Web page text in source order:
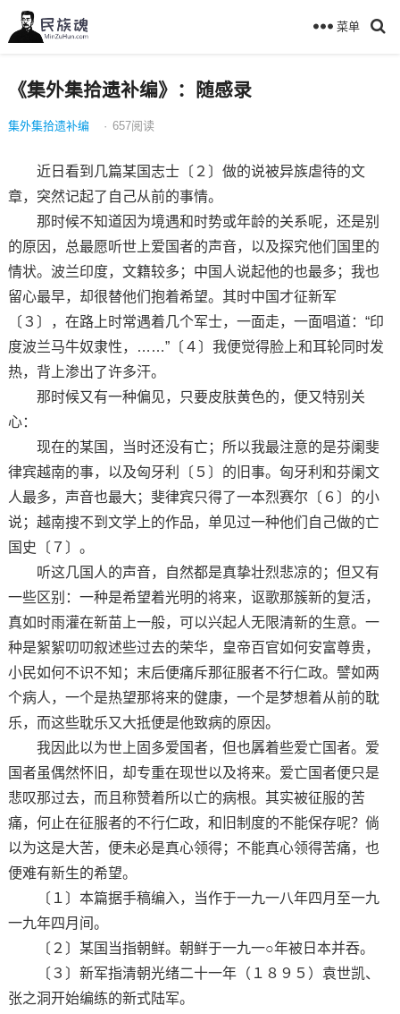
菜单
《集外集拾遗补编》：随感录
集外集拾遗补编 · 657阅读
近日看到几篇某国志士〔２〕做的说被异族虐待的文
章，突然记起了自己从前的事情。
那时候不知道因为境遇和时势或年龄的关系呢，还是别
的原因，总最愿听世上爱国者的声音，以及探究他们国里的
情状。波兰印度，文籍较多；中国人说起他的也最多；我也
留心最早，却很替他们抱着希望。其时中国才征新军
〔３〕，在路上时常遇着几个军士，一面走，一面唱道：“印
度波兰马牛奴隶性，……”〔４〕我便觉得脸上和耳轮同时发
热，背上渗出了许多汗。
那时候又有一种偏见，只要皮肤黄色的，便又特别关
心：
现在的某国，当时还没有亡；所以我最注意的是芬阑斐
律宾越南的事，以及匈牙利〔５〕的旧事。匈牙利和芬阑文
人最多，声音也最大；斐律宾只得了一本烈赛尔〔６〕的小
说；越南搜不到文学上的作品，单见过一种他们自己做的亡
国史〔７〕。
听这几国人的声音，自然都是真挚壮烈悲凉的；但又有
一些区别：一种是希望着光明的将来，讴歌那簇新的复活，
真如时雨灌在新苗上一般，可以兴起人无限清新的生意。一
种是絮絮叨叨叙述些过去的荣华，皇帝百官如何安富尊贵，
小民如何不识不知；末后便痛斥那征服者不行仁政。譬如两
个病人，一个是热望那将来的健康，一个是梦想着从前的耽
乐，而这些耽乐又大抵便是他致病的原因。
我因此以为世上固多爱国者，但也羼着些爱亡国者。爱
国者虽偶然怀旧，却专重在现世以及将来。爱亡国者便只是
悲叹那过去，而且称赞着所以亡的病根。其实被征服的苦
痛，何止在征服者的不行仁政，和旧制度的不能保存呢？倘
以为这是大苦，便未必是真心领得；不能真心领得苦痛，也
便难有新生的希望。
〔１〕本篇据手稿编入，当作于一九一八年四月至一九
一九年四月间。
〔２〕某国当指朝鲜。朝鲜于一九一○年被日本并吞。
〔３〕新军指清朝光绪二十一年（１８９５）袁世凯、
张之洞开始编练的新式陆军。